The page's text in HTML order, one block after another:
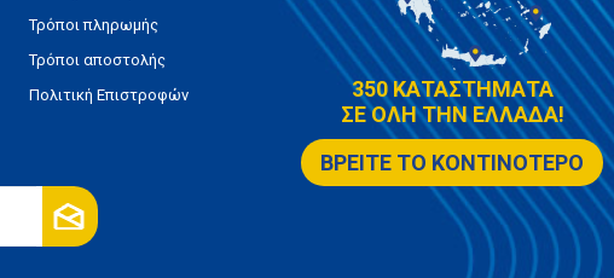
Τρόποι πληρωμής
Τρόποι αποστολής
Πολιτική Επιστροφών
350 ΚΑΤΑΣΤΗΜΑΤΑ
ΣΕ ΟΛΗ ΤΗΝ ΕΛΛΑΔΑ!
ΒΡΕΙΤΕ ΤΟ ΚΟΝΤΙΝΟΤΕΡΟ